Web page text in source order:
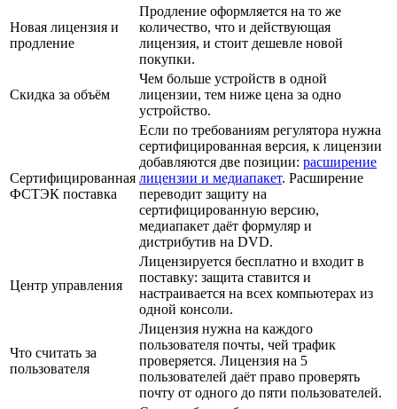
Новая лицензия и
продление
Продление оформляется на то же
количество, что и действующая
лицензия, и стоит дешевле новой
покупки.
Скидка за объём
Чем больше устройств в одной
лицензии, тем ниже цена за одно
устройство.
Сертифицированная
ФСТЭК поставка
Если по требованиям регулятора нужна
сертифицированная версия, к лицензии
добавляются две позиции: расширение
лицензии и медиапакет. Расширение
переводит защиту на
сертифицированную версию,
медиапакет даёт формуляр и
дистрибутив на DVD.
Центр управления
Лицензируется бесплатно и входит в
поставку: защита ставится и
настраивается на всех компьютерах из
одной консоли.
Что считать за
пользователя
Лицензия нужна на каждого
пользователя почты, чей трафик
проверяется. Лицензия на 5
пользователей даёт право проверять
почту от одного до пяти пользователей.